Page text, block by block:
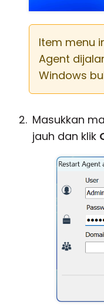
Item menu
Agent
Windows
Masukkan
jauh dan klik